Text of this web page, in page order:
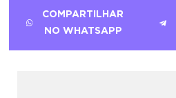
COMPARTILHAR
NO WHATSAPP